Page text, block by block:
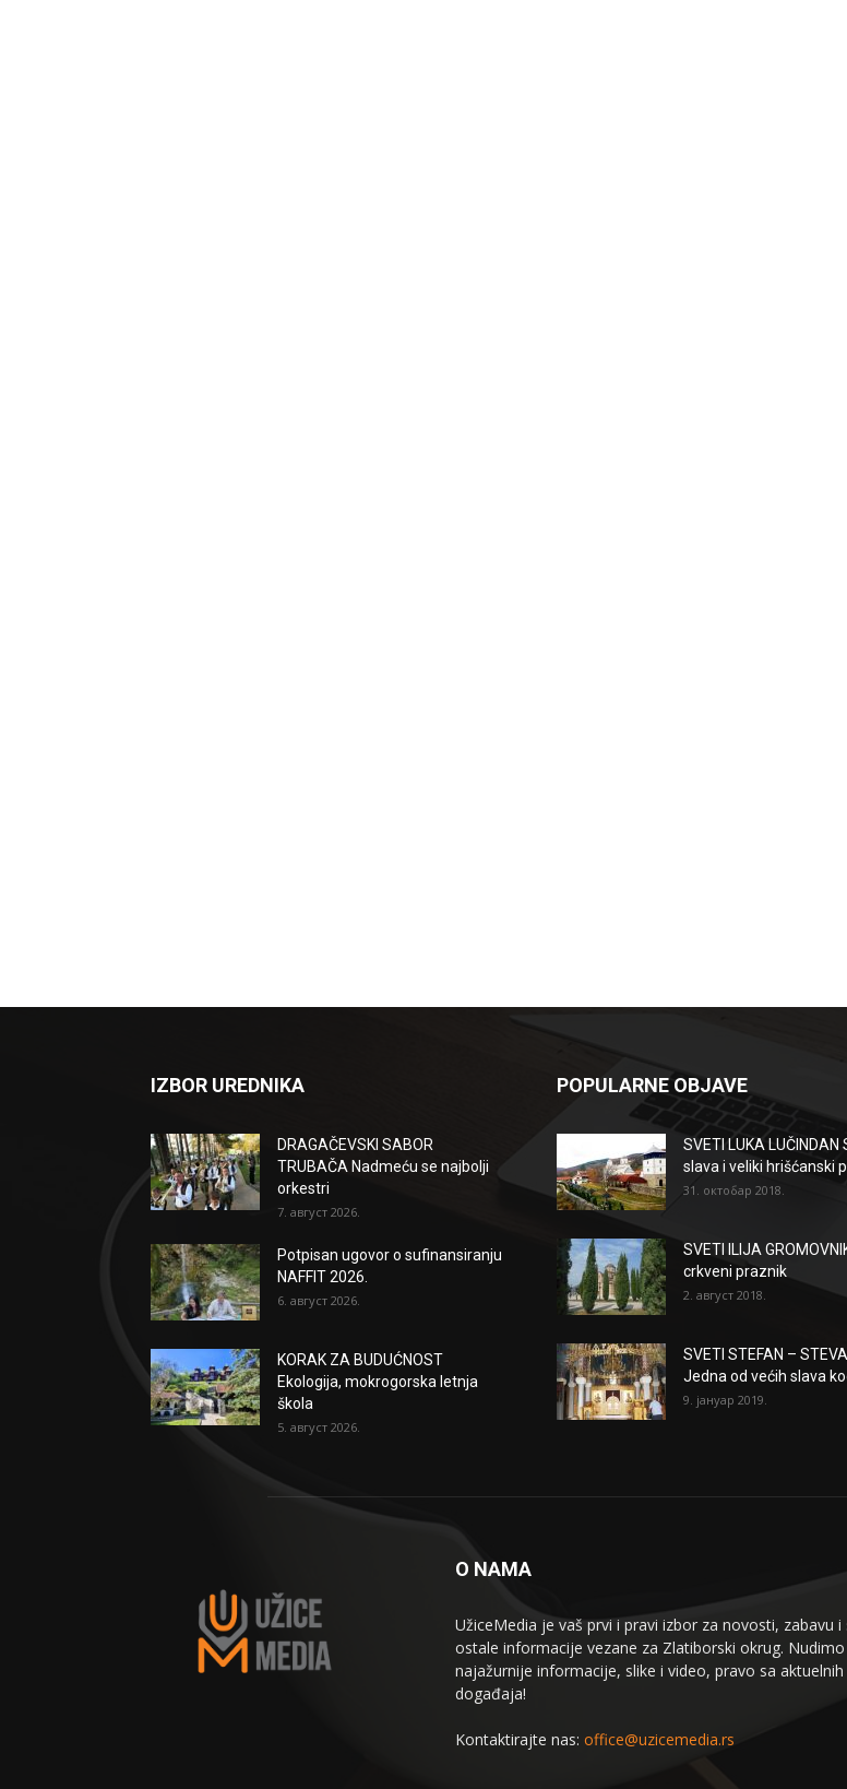
IZBOR UREDNIKA
DRAGAČEVSKI SABOR
TRUBAČA Nadmeću se najbolji
orkestri
7. август 2026.
Potpisan ugovor o sufinansiranju
NAFFIT 2026.
6. август 2026.
KORAK ZA BUDUĆNOST
Ekologija, mokrogorska letnja
škola
5. август 2026.
POPULARNE OBJAVE
SVETI LUKA LUČINDAN
slava i veliki hrišćanski
31. октобар 2018.
SVETI ILIJA
crkveni praznik
2. август 2018.
SVETI STEFAN –
Jedna od većih slava
9. јануар 2019.
O NAMA
UžiceMedia je vaš prvi i pravi izbor za novosti, zabavu i
ostale informacije vezane za Zlatiborski okrug.
najažurnije informacije, slike i video, pravo sa
događaja!
Kontaktirajte nas: office@uzicemedia.rs